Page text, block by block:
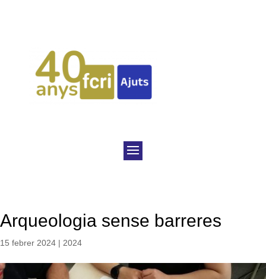
Arqueologia sense barreres
15 febrer 2024 | 2024